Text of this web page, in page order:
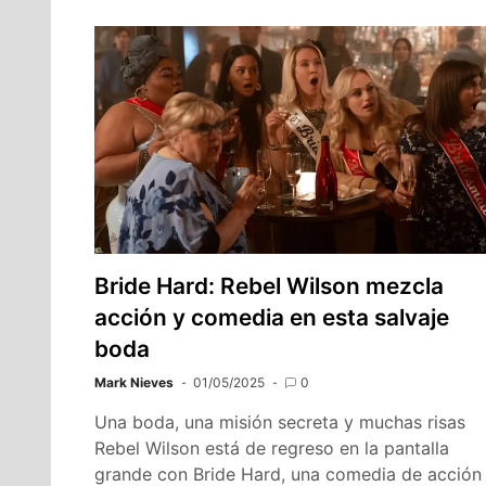
Bride Hard: Rebel Wilson mezcla
acción y comedia en esta salvaje
boda
Mark Nieves 01/05/2025 0
Una boda, una misión secreta y muchas risas
Rebel Wilson está de regreso en la pantalla
grande con Bride Hard, una comedia de acción